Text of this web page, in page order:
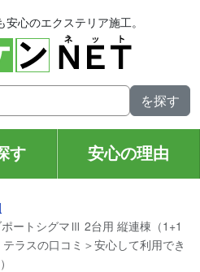
心のエクステリア施工。
す 安心の理由
ートシグマⅢ 2台用 縦連棟（1+1
ラスの口コミ＞安心して利用でき